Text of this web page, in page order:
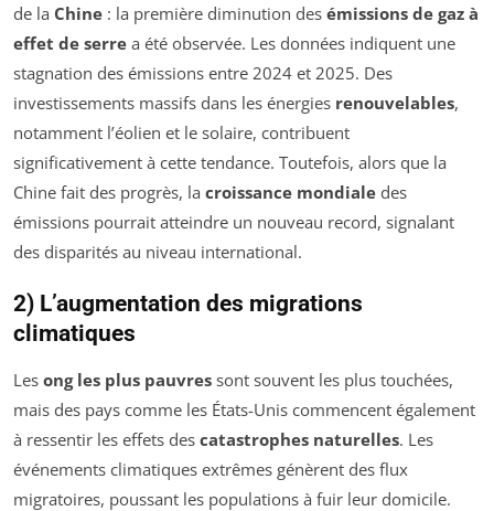
de la Chine : la première diminution des émissions de gaz à
effet de serre a été observée. Les données indiquent une
stagnation des émissions entre 2024 et 2025. Des
investissements massifs dans les énergies renouvelables,
notamment l’éolien et le solaire, contribuent
significativement à cette tendance. Toutefois, alors que la
Chine fait des progrès, la croissance mondiale des
émissions pourrait atteindre un nouveau record, signalant
des disparités au niveau international.
2) L’augmentation des migrations
climatiques
Les ong les plus pauvres sont souvent les plus touchées,
mais des pays comme les États-Unis commencent également
à ressentir les effets des catastrophes naturelles. Les
événements climatiques extrêmes génèrent des flux
migratoires, poussant les populations à fuir leur domicile.